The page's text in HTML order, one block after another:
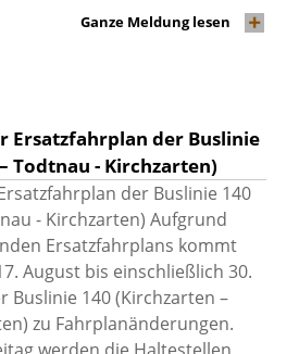
Ganze Meldung lesen
Ersatzfahrplan der Buslinie
Todtnau - Kirchzarten)
der Buslinie 140
- Kirchzarten) Aufgrund
Ersatzfahrplans kommt
August bis einschließlich 30.
Buslinie 140 (Kirchzarten –
zu Fahrplanänderungen.